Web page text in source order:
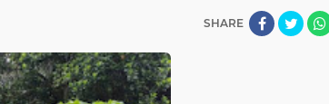
SHARE